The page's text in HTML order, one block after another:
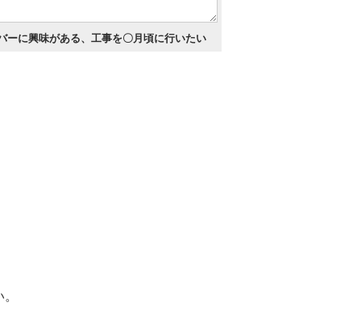
ーに興味がある、工事を〇月頃に行いたい